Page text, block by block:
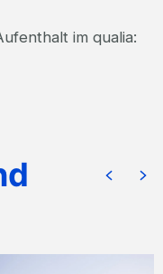
im qualia: